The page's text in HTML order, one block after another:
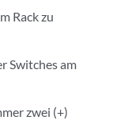
Rack zu
Switches am
zwei (+)